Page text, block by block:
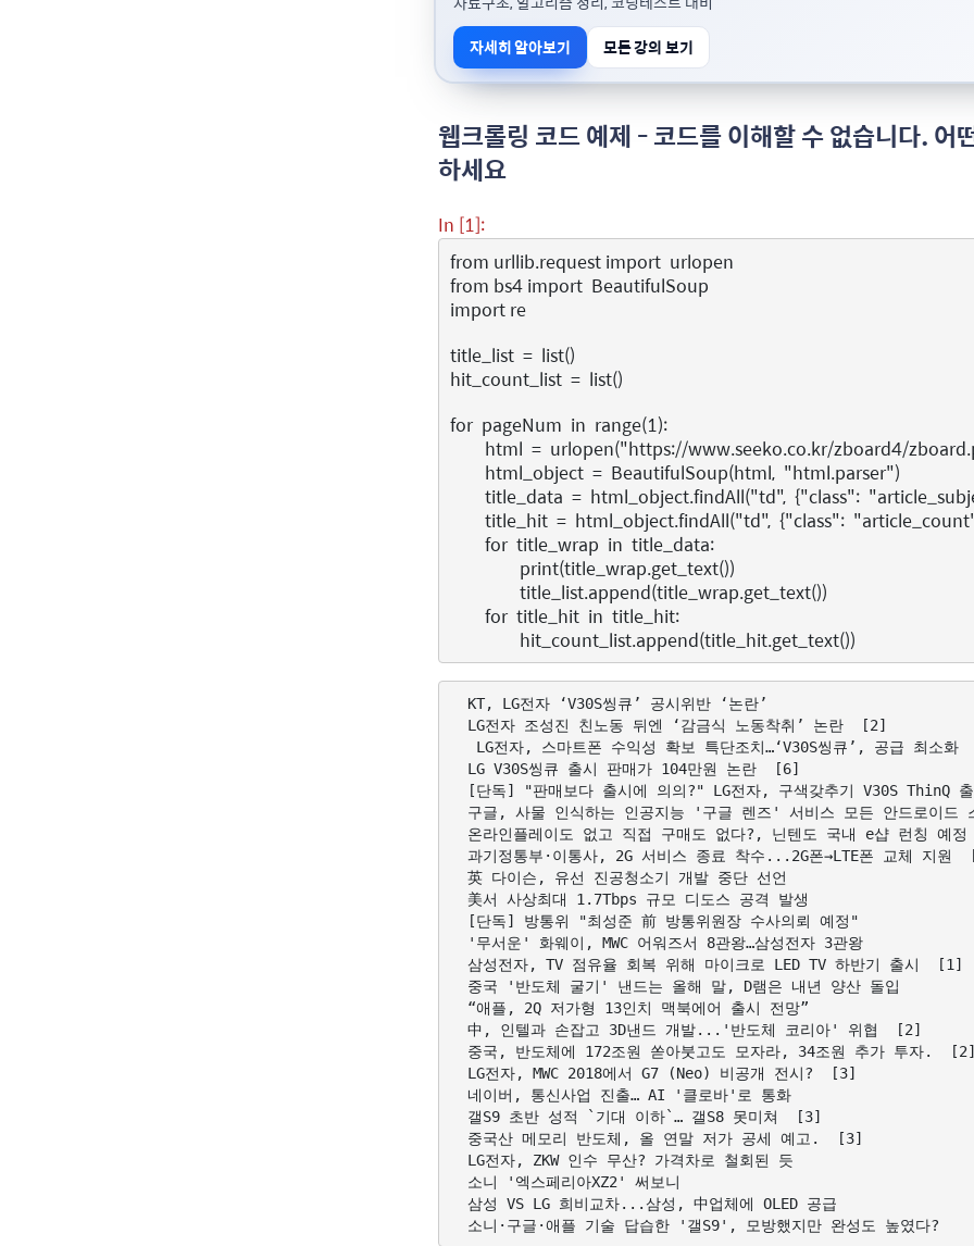
자세히 알아보기
모든 강의 보기
웹크롤링 코드 예제 - 코드를 이해할 수 없습니다. 어
하세요
In [1]:
from urllib.request import urlopen
from bs4 import BeautifulSoup
import re
title_list = list()
hit_count_list = list()
for pageNum in range(1):
html = urlopen("https://www.seeko.co.kr/zboard4/
html_object = BeautifulSoup(html, "html.parser")
title_data = html_object.findAll("td", {"class":
title_hit = html_object.findAll("td", {"class":
for title_wrap in title_data:
print(title_wrap.get_text())
title_list.append(title_wrap.get_text())
for title_hit in title_hit:
hit_count_list.append(title_hit.get_text())
KT, LG전자 ‘V30S씽큐’ 공시위반 ‘논란’
LG전자 조성진 친노동 뒤엔 ‘감금식 노동착취’ 논란  [2]
LG전자, 스마트폰 수익성 확보 특단조치…‘V30S씽큐’, 공급 최소
LG V30S씽큐 출시 판매가 104만원 논란  [6]
[단독] "판매보다 출시에 의의?" LG전자, 구색갖추기 V30S ThinQ
구글, 사물 인식하는 인공지능 '구글 렌즈' 서비스 모든 안드로이
온라인플레이도 없고 직접 구매도 없다?, 닌텐도 국내 e샵 런칭
과기정통부·이통사, 2G 서비스 종료 착수...2G폰→LTE폰 교체 지원
英 다이슨, 유선 진공청소기 개발 중단 선언
美서 사상최대 1.7Tbps 규모 디도스 공격 발생
[단독] 방통위 "최성준 前 방통위원장 수사의뢰 예정"
'무서운' 화웨이, MWC 어워즈서 8관왕…삼성전자 3관왕
삼성전자, TV 점유율 회복 위해 마이크로 LED TV 하반기 출시  [1]
중국 '반도체 굴기' 낸드는 올해 말, D램은 내년 양산 돌입
“애플, 2Q 저가형 13인치 맥북에어 출시 전망”
中, 인텔과 손잡고 3D낸드 개발...'반도체 코리아' 위협  [2]
중국, 반도체에 172조원 쏟아붓고도 모자라, 34조원 추가 투자.
LG전자, MWC 2018에서 G7 (Neo) 비공개 전시?  [3]
네이버, 통신사업 진출… AI '클로바'로 통화
갤S9 초반 성적 `기대 이하`… 갤S8 못미쳐  [3]
중국산 메모리 반도체, 올 연말 저가 공세 예고.  [3]
LG전자, ZKW 인수 무산? 가격차로 철회된 듯
소니 '엑스페리아XZ2' 써보니
삼성 VS LG 희비교차...삼성, 中업체에 OLED 공급